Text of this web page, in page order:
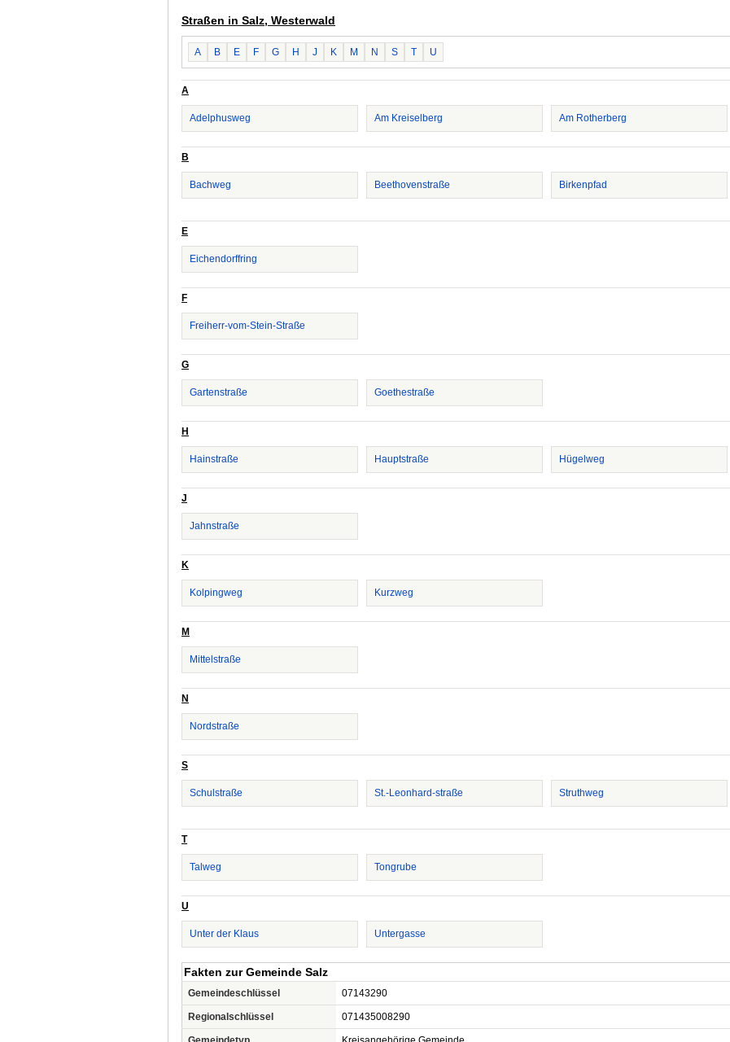
Straßen in Salz, Westerwald
A B E F G H J K M N S T U
A
Adelphusweg Am Kreiselberg Am Rotherberg
B
Bachweg Beethovenstraße Birkenpfad
E
Eichendorffring
F
Freiherr-vom-Stein-Straße
G
Gartenstraße Goethestraße
H
Hainstraße Hauptstraße Hügelweg
J
Jahnstraße
K
Kolpingweg Kurzweg
M
Mittelstraße
N
Nordstraße
S
Schulstraße St.-Leonhard-straße Struthweg
T
Talweg Tongrube
U
Unter der Klaus Untergasse
Fakten zur Gemeinde Salz
Gemeindeschlüssel 07143290
Regionalschlüssel 071435008290